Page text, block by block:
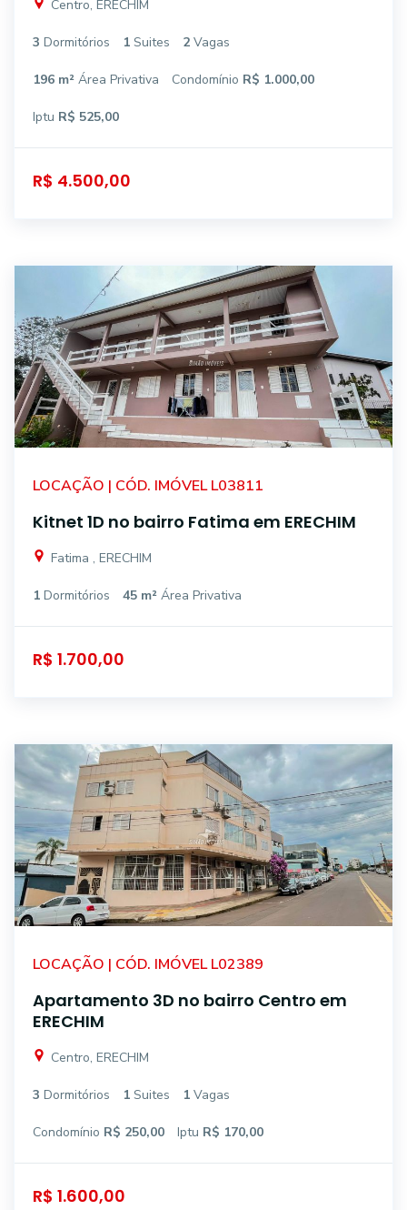
Centro, ERECHIM
3 Dormitórios 1 Suites 2 Vagas
196 m² Área Privativa Condomínio R$ 1.000,00
Iptu R$ 525,00
R$ 4.500,00
LOCAÇÃO | CÓD. IMÓVEL L03811
Kitnet 1D no bairro Fatima em ERECHIM
Fatima , ERECHIM
1 Dormitórios 45 m² Área Privativa
R$ 1.700,00
LOCAÇÃO | CÓD. IMÓVEL L02389
Apartamento 3D no bairro Centro em
ERECHIM
Centro, ERECHIM
3 Dormitórios 1 Suites 1 Vagas
Condomínio R$ 250,00 Iptu R$ 170,00
R$ 1.600,00